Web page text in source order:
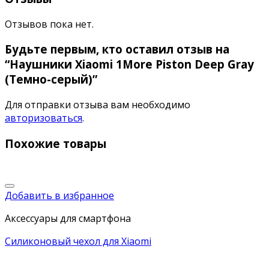
Отзывов пока нет.
Будьте первым, кто оставил отзыв на
“Наушники Xiaomi 1More Piston Deep Gray
(Темно-серый)”
Для отправки отзыва вам необходимо
авторизоваться.
Похожие товары
Добавить в избранное
Аксессуары для смартфона
Силиконовый чехол для Xiaomi